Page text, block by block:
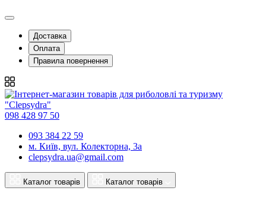
Доставка
Оплата
Правила повернення
098 428 97 50
093 384 22 59
м. Київ, вул. Колекторна, 3а
clepsydra.ua@gmail.com
Каталог товарів Каталог товарів